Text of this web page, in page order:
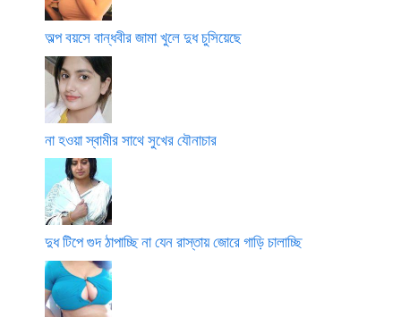
অল্প বয়সে বান্ধবীর জামা খুলে দুধ চুসিয়েছে
না হওয়া স্বামীর সাথে সুখের যৌনাচার
দুধ টিপে গুদ ঠাপাচ্ছি না যেন রাস্তায় জোরে গাড়ি চালাচ্ছি